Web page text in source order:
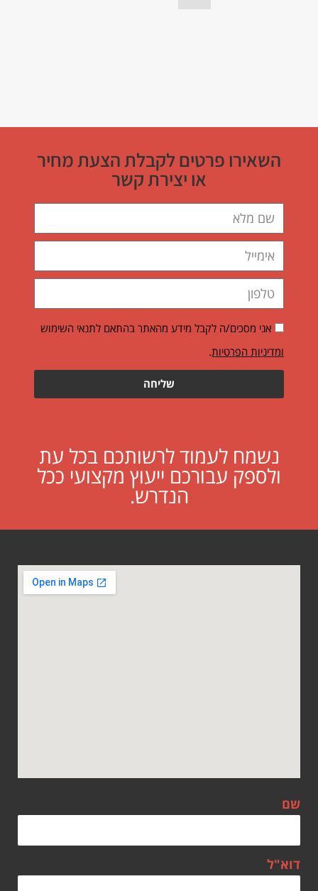
השאירו פרטים לקבלת הצעת מחיר
או יצירת קשר
אני מסכים/ה לקבל מידע מהאתר בהתאם לתנאי השימוש
ומדיניות הפרטיות.
שליחה
נשמח לעמוד לרשותכם בכל עת
ולספק עבורכם ייעוץ מקצועי ככל
הנדרש.
שם
דוא"ל